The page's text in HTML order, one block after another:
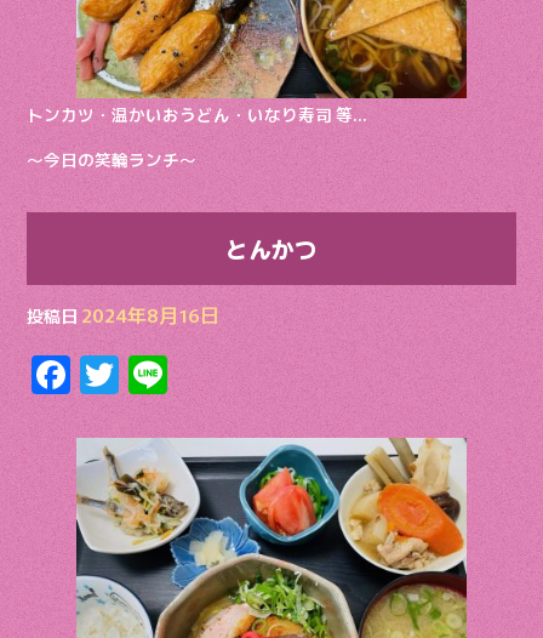
トンカツ・温かいおうどん・いなり寿司 等…
〜今日の笑輪ランチ〜
とんかつ
投稿日2024年8月16日
F
ac
e
b
o
o
k
T
w
itt
er
Li
n
e